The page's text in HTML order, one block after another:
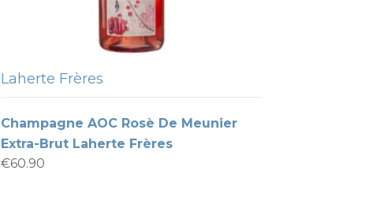
Laherte Frères
Champagne AOC Rosè De Meunier
Extra-Brut Laherte Frères
€60.90